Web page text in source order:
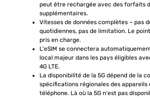
peut être rechargée avec des forfaits
supplémentaires.
Vitesses de données complètes – pas
quotidiennes, pas de limitation. Le
pris en charge.
L'eSIM se connectera
local majeur dans les pays éligibles
4G LTE.
La disponibilité de la 5G dépend de la
spécifications régionales des
téléphone. Là où la 5G n'est pas